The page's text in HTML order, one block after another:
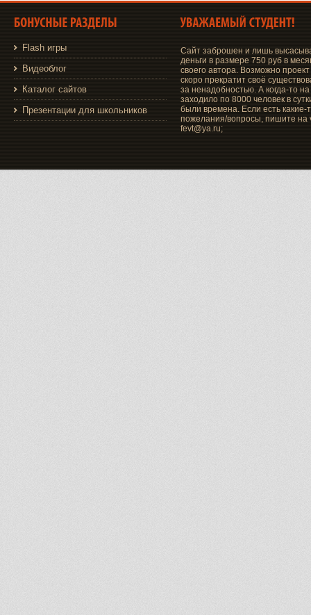
Flash игры
Видеоблог
Каталог сайтов
Презентации для школьников
Сайт заброшен и лишь
деньги в размере 750 руб в
своего автора. Возможно проект
скоро прекратит своё
за ненадобностью. А когда-то на
заходило по 8000 человек в
были времена. Если есть какие-
пожелания/вопросы, пишите на
fevt@ya.ru;